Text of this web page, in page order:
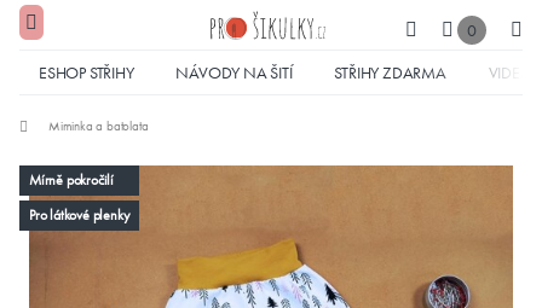
0
ESHOP STŘIHY NÁVODY NA ŠITÍ STŘIHY ZDARMA VIDEA
Miminka a batolata
Mírně pokročilí
Pro látkové plenky